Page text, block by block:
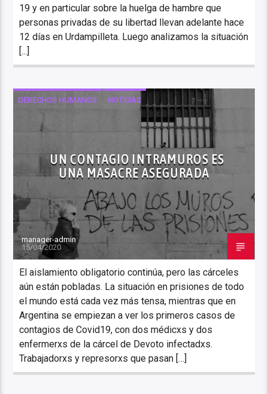
19 y en particular sobre la huelga de hambre que
personas privadas de su libertad llevan adelante hace
12 días en Urdampilleta. Luego analizamos la situación
[...]
DERECHOS HUMANOS NOTICIAS
UN CONTAGIO INTRAMUROS ES
UNA MASACRE ASEGURADA
manager-admin
15/04/2020
El aislamiento obligatorio continúa, pero las cárceles
aún están pobladas. La situación en prisiones de todo
el mundo está cada vez más tensa, mientras que en
Argentina se empiezan a ver los primeros casos de
contagios de Covid19, con dos médicxs y dos
enfermerxs de la cárcel de Devoto infectadxs.
Trabajadorxs y represorxs que pasan […]